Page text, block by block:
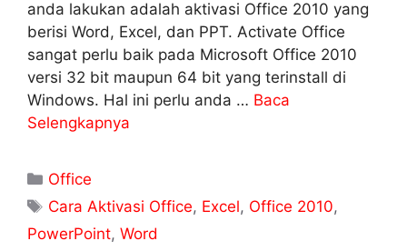
anda lakukan adalah aktivasi Office 2010 yang
berisi Word, Excel, dan PPT. Activate Office
sangat perlu baik pada Microsoft Office 2010
versi 32 bit maupun 64 bit yang terinstall di
Windows. Hal ini perlu anda … Baca
Selengkapnya
Kategori
Office
Tag
Cara Aktivasi Office, Excel, Office 2010,
PowerPoint, Word